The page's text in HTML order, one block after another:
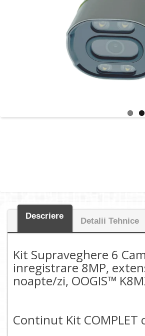
Descriere
Detalii Tehnice
Kit Supraveghere 6
inregistrare 8MP,
noapte/zi, OOGIS™
Continut Kit COMPLET